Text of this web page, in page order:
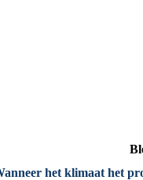
het klimaat het